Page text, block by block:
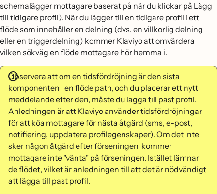
schemalägger mottagare baserat på när du klickar på Lägg
till tidigare profil). När du lägger till en tidigare profil i ett
flöde som innehåller en delning (dvs. en villkorlig delning
eller en triggerdelning) kommer Klaviyo att omvärdera
vilken sökväg en flöde mottagare hör hemma i.
Observera att om en tidsfördröjning är den sista
komponenten i en flöde path, och du placerar ett nytt
meddelande efter den, måste du lägga till past profil.
Anledningen är att Klaviyo använder tidsfördröjningar
för att köa mottagare för nästa åtgärd (sms, e-post,
notifiering, uppdatera profilegenskaper). Om det inte
sker någon åtgärd efter förseningen, kommer
mottagare inte "vänta" på förseningen. Istället lämnar
de flödet, vilket är anledningen till att det är nödvändigt
att lägga till past profil.